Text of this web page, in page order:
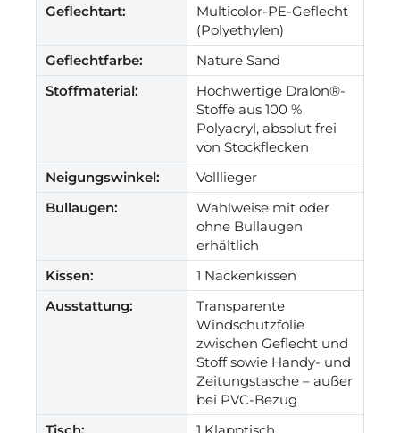
Geflechtart:
Multicolor-PE-Geflecht
(Polyethylen)
Geflechtfarbe:
Nature Sand
Stoffmaterial:
Hochwertige Dralon®-
Stoffe aus 100 %
Polyacryl, absolut frei
von Stockflecken
Neigungswinkel:
Volllieger
Bullaugen:
Wahlweise mit oder
ohne Bullaugen
erhältlich
Kissen:
1 Nackenkissen
Ausstattung:
Transparente
Windschutzfolie
zwischen Geflecht und
Stoff sowie Handy- und
Zeitungstasche – außer
bei PVC-Bezug